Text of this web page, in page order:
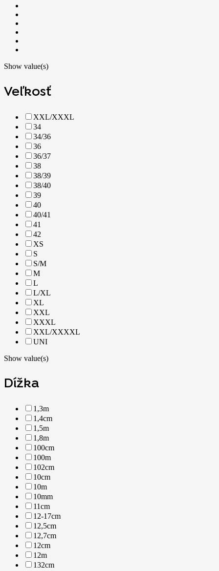
Show value(s)
Veľkosť
XXL/XXXL
34
34/36
36
36/37
38
38/39
38/40
39
40
40/41
41
42
XS
S
S/M
M
L
L/XL
XL
XXL
XXXL
XXL/XXXXL
UNI
Show value(s)
Dížka
1,3m
1,4cm
1,5m
1,8m
100cm
100m
102cm
10cm
10m
10mm
11cm
12-17cm
12,5cm
12,7cm
12cm
12m
132cm